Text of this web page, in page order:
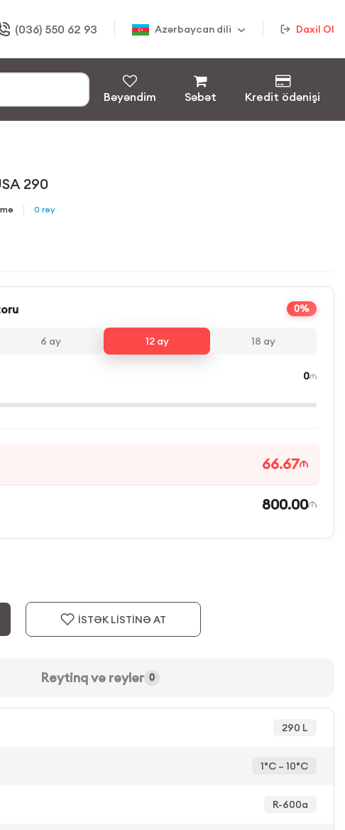
(036) 550 62 93 Azərbaycan dili Daxil Ol
Bəyəndim Səbət Kredit ödənişi
290
0 rəy
0%
6 ay 12ay 18 ay
0
66.67
800.00
İSTƏK LİSTİNƏ AT
Reytinq və rəylər 0
290 L
1°C – 10°C
R-600a